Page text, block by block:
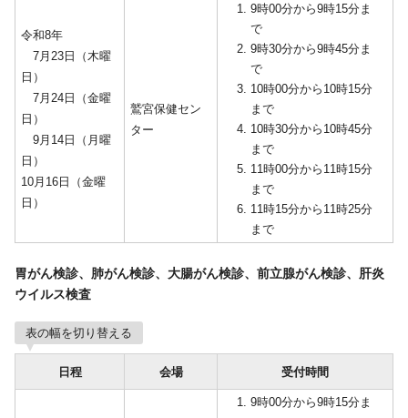
令和8年
7月23日（木曜
日）
7月24日（金曜
日）
9月14日（月曜
日）
10月16日（金曜
日）
鷲宮保健セン
ター
9時00分から9時15分ま
で
9時30分から9時45分ま
で
10時00分から10時15分
まで
10時30分から10時45分
まで
11時00分から11時15分
まで
11時15分から11時25分
まで
胃がん検診、肺がん検診、大腸がん検診、前立腺がん検診、肝炎
ウイルス検査
表の幅を切り替える
日程 会場 受付時間
9時00分から9時15分ま